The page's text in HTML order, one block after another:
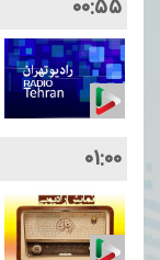
۰۰:۵۵
۰۱:۰۰